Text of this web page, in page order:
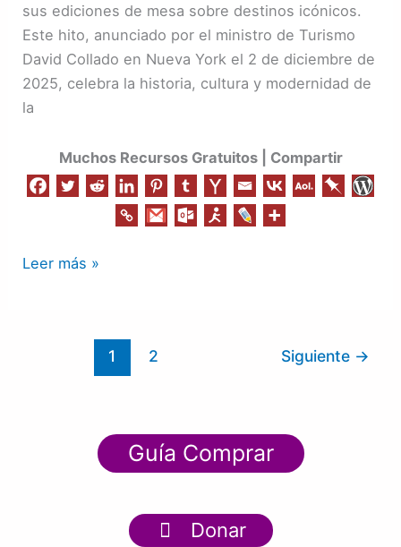
sus ediciones de mesa sobre destinos icónicos.
Este hito, anunciado por el ministro de Turismo
David Collado en Nueva York el 2 de diciembre de
2025, celebra la historia, cultura y modernidad de
la
Muchos Recursos Gratuitos | Compartir
Assouline
Leer más »
1 2 Siguiente →
Guía Comprar
Donar